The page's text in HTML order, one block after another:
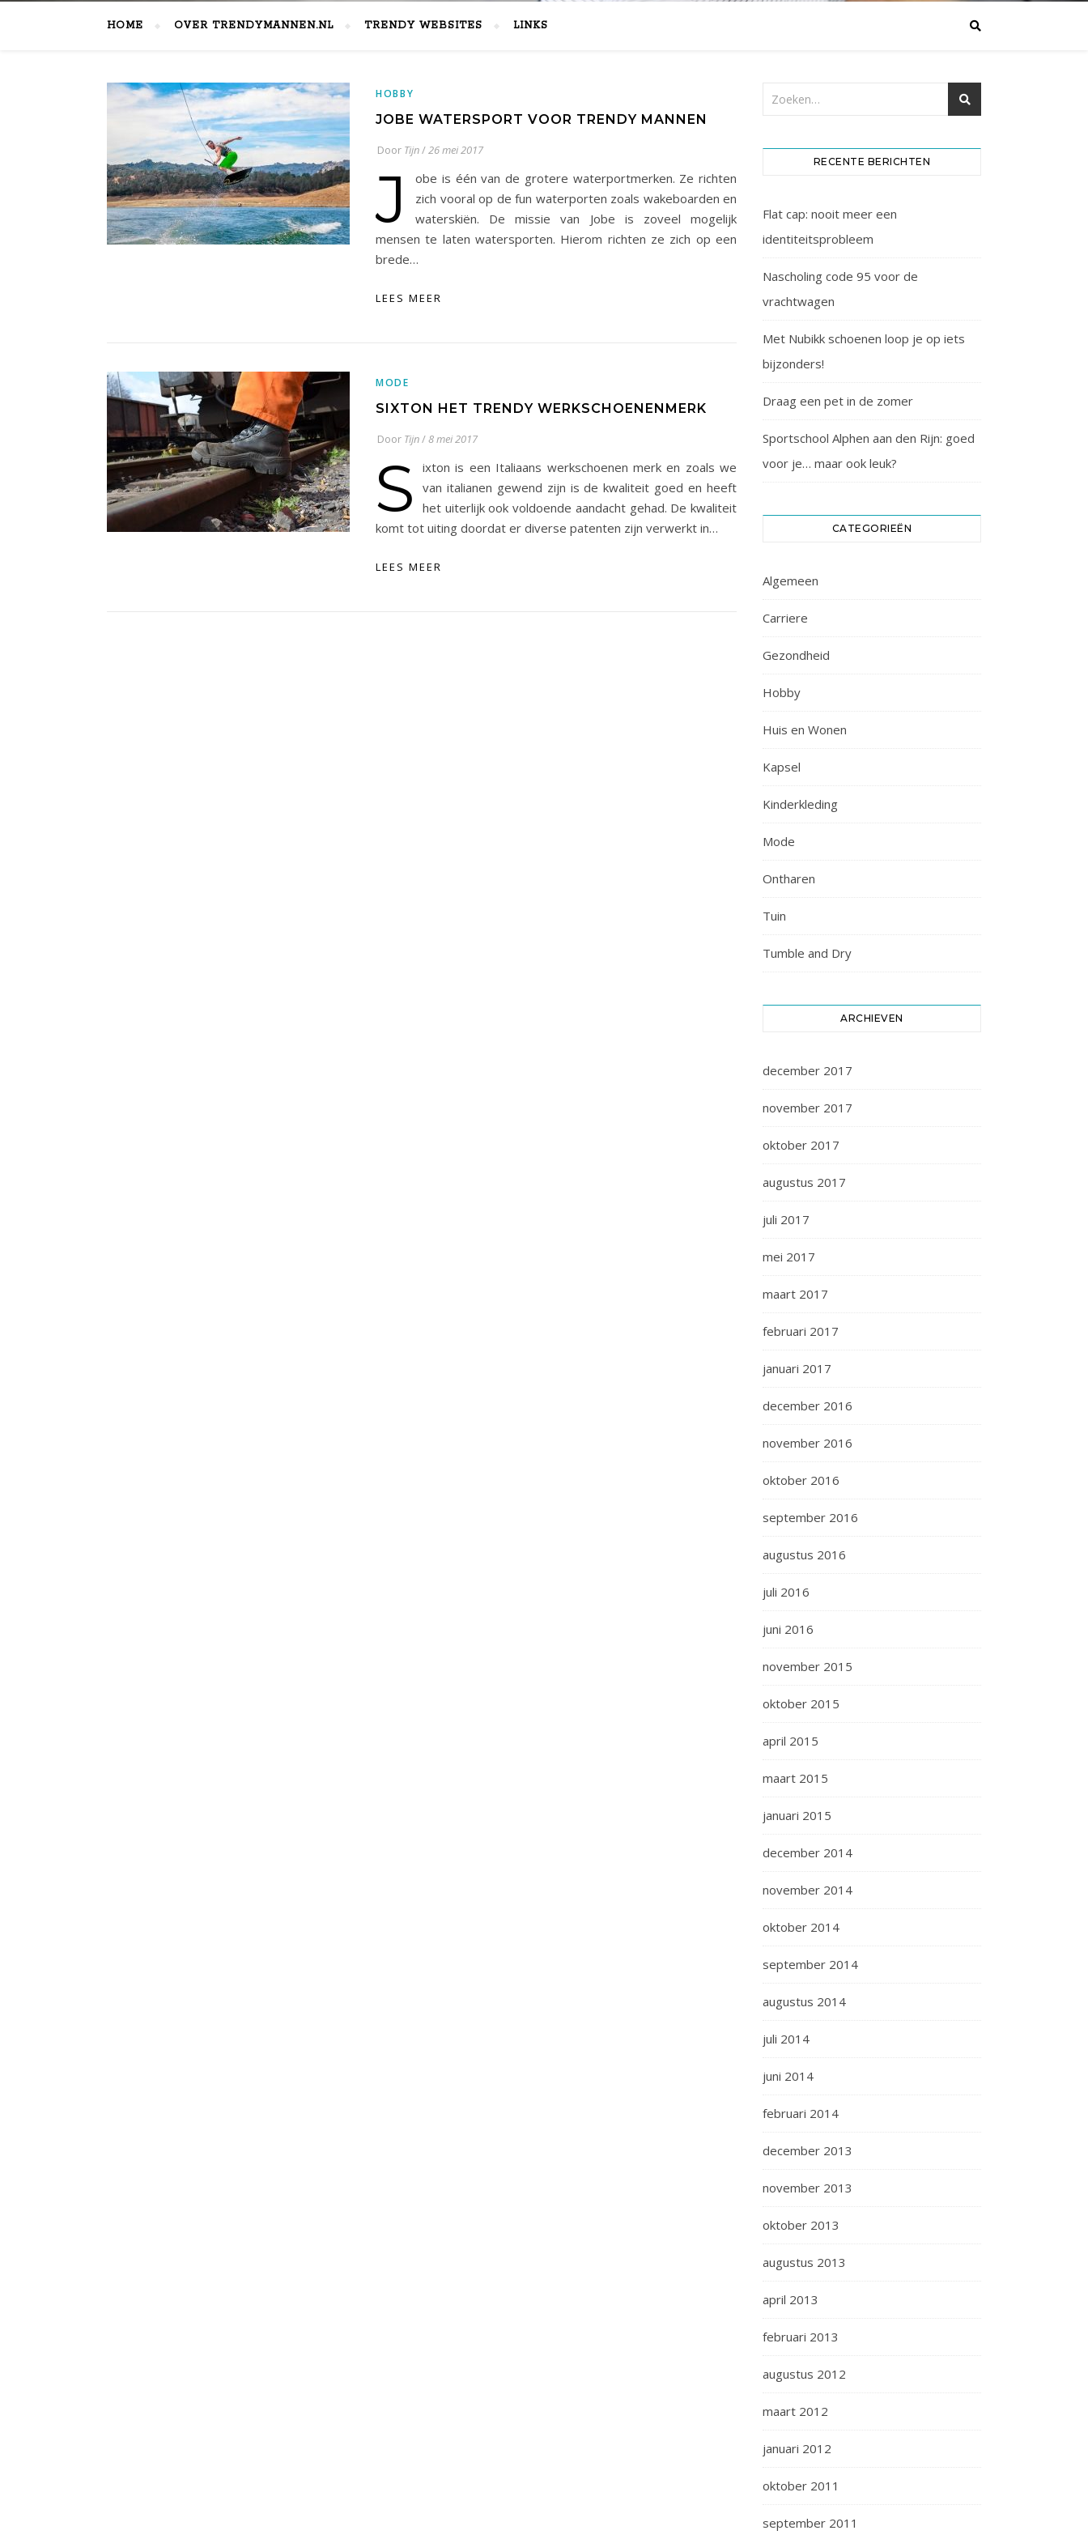
HOME OVER TRENDYMANNEN.NL TRENDY WEBSITES LINKS
HOBBY
JOBE WATERSPORT VOOR TRENDY MANNEN
Door Tijn/26 mei 2017
J
obe is één van de grotere waterportmerken. Ze richten
zich vooral op de fun waterporten zoals wakeboarden en
waterskiën. De missie van Jobe is zoveel mogelijk
mensen te laten watersporten. Hierom richten ze zich op een
brede…
LEES MEER
MODE
SIXTON HET TRENDY WERKSCHOENENMERK
Door Tijn/8 mei 2017
S
ixton is een Italiaans werkschoenen merk en zoals we
van italianen gewend zijn is de kwaliteit goed en heeft
het uiterlijk ook voldoende aandacht gehad. De kwaliteit
komt tot uiting doordat er diverse patenten zijn verwerkt in…
LEES MEER
RECENTE BERICHTEN
Flat cap: nooit meer een
identiteitsprobleem
Nascholing code 95 voor de
vrachtwagen
Met Nubikk schoenen loop je op iets
bijzonders!
Draag een pet in de zomer
Sportschool Alphen aan den Rijn: goed
voor je… maar ook leuk?
CATEGORIEËN
Algemeen
Carriere
Gezondheid
Hobby
Huis en Wonen
Kapsel
Kinderkleding
Mode
Ontharen
Tuin
Tumble and Dry
ARCHIEVEN
december 2017
november 2017
oktober 2017
augustus 2017
juli 2017
mei 2017
maart 2017
februari 2017
januari 2017
december 2016
november 2016
oktober 2016
september 2016
augustus 2016
juli 2016
juni 2016
november 2015
oktober 2015
april 2015
maart 2015
januari 2015
december 2014
november 2014
oktober 2014
september 2014
augustus 2014
juli 2014
juni 2014
februari 2014
december 2013
november 2013
oktober 2013
augustus 2013
april 2013
februari 2013
augustus 2012
maart 2012
januari 2012
oktober 2011
september 2011